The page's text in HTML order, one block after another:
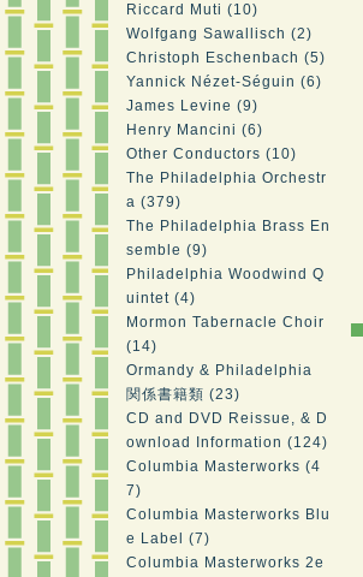
Riccard Muti (10)
Wolfgang Sawallisch (2)
Christoph Eschenbach (5)
Yannick Nézet-Séguin (6)
James Levine (9)
Henry Mancini (6)
Other Conductors (10)
The Philadelphia Orchestr
a (379)
The Philadelphia Brass En
semble (9)
Philadelphia Woodwind Q
uintet (4)
Mormon Tabernacle Choir
(14)
Ormandy & Philadelphia
関係書籍類 (23)
CD and DVD Reissue, & D
ownload Information (124)
Columbia Masterworks (4
7)
Columbia Masterworks Blu
e Label (7)
Columbia Masterworks 2e